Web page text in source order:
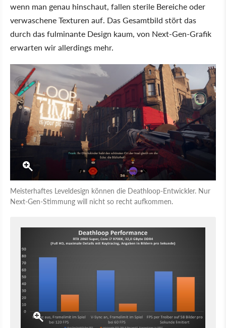
wenn man genau hinschaut, fallen sterile Bereiche oder
verwaschene Texturen auf. Das Gesamtbild stört das
durch das fulminante Design kaum, von Next-Gen-Grafik
erwarten wir allerdings mehr.
Meisterhaftes Leveldesign können die Deathloop-Entwickler. Nur
Next-Gen-Stimmung will nicht so recht aufkommen.